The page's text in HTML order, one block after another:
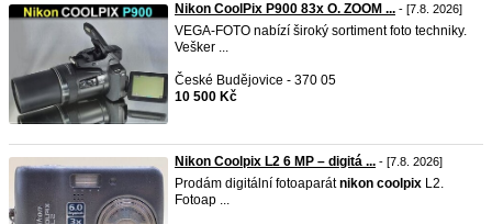
Nikon CoolPix P900 83x O. ZOOM ... - [7.8. 2026]
VEGA-FOTO nabízí široký sortiment foto techniky.
Vešker ...
České Budějovice - 370 05
10 500 Kč
Nikon Coolpix L2 6 MP – digitá ... - [7.8. 2026]
Prodám digitální fotoaparátnikon coolpix L2.
Fotoap ...